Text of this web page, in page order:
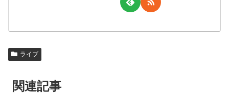
ライブ
関連記事